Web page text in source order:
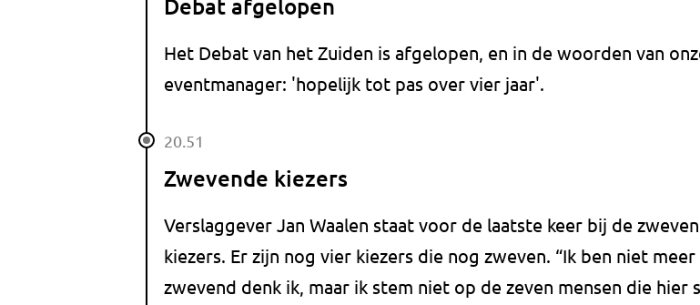
Debat afgelopen
Het Debat van het Zuiden is afgelopen, en in de woorden van
eventmanager: 'hopelijk tot pas over vier jaar'.
20.51
Zwevende kiezers
Verslaggever Jan Waalen staat voor de laatste keer bij de
kiezers. Er zijn nog vier kiezers die nog zweven. “Ik ben niet meer
zwevend denk ik, maar ik stem niet op de zeven mensen die hier